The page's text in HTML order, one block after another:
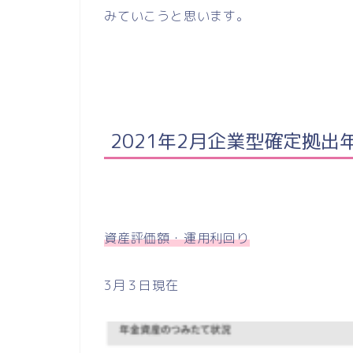
みていこうと思います。
2021年2月企業型確定拠出
資産評価額・運用利回り
3月３日現在